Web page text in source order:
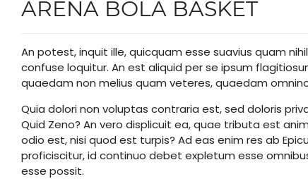
ARENA BOLA BASKET
An potest, inquit ille, quicquam esse suavius quam
confuse loquitur. An est aliquid per se ipsum
quaedam non melius quam veteres, quaedam
Quia dolori non voluptas contraria est, sed doloris
Quid Zeno? An vero displicuit ea, quae tributa est
odio est, nisi quod est turpis? Ad eas enim res ab
proficiscitur, id continuo debet expletum esse
esse possit.